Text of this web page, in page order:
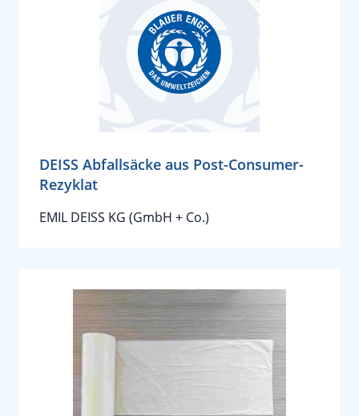
DEISS Abfallsäcke aus Post-Consumer-
Rezyklat
EMIL DEISS KG (GmbH + Co.)